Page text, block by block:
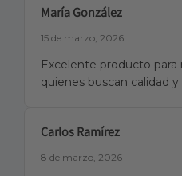
María González
15 de marzo, 2026
Excelente producto
quienes buscan calidad
Carlos Ramírez
8 de marzo, 2026